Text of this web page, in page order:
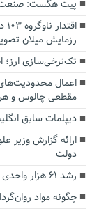
پیت هگست: صنعت
رزمایش میلان
تک‌نرخی‌سازی ارز؛
اعمال
مقطعی چالوس و
دیپلمات سابق
ارائه گزارش وزیر
دولت
رشد ۶۱ هزار واحدی شاخص بورس
چگونه مواد